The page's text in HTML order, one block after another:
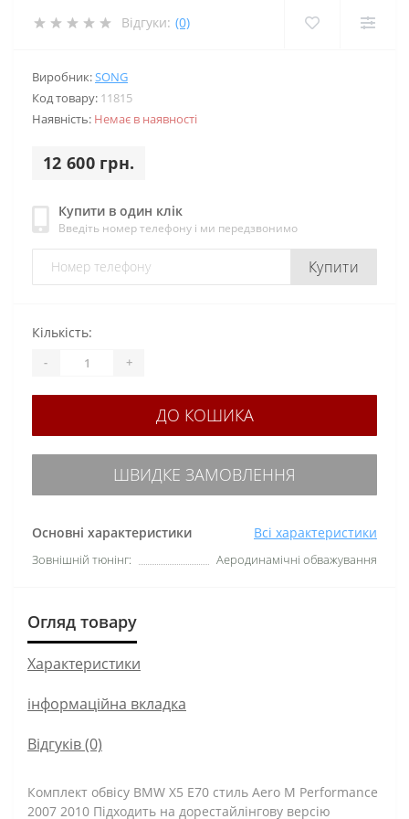
Відгуки: (0)
Виробник:SONG
Код товару: 11815
Наявність: Немає в наявності
12 600 грн.
Купити в один клік
Введіть номер телефону і ми передзвонимо
Купити
Основні характеристики Всі характеристики
Зовнішній тюнінг: Аеродинамічні обважування
Кількість:
- +
ДО КОШИКА
ШВИДКЕ ЗАМОВЛЕННЯ
Огляд товару
Характеристики
інформаційна вкладка
Відгуків (0)
Комплект обвісу BMW X5 E70 стиль Aero M Performance
2007 2010 Підходить на дорестайлінгову версію